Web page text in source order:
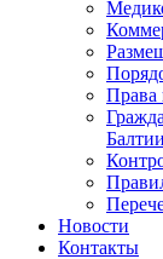
Права
Балтии
Новости
Контакты